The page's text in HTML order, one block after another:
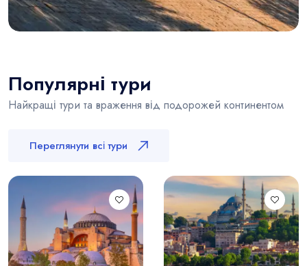
Популярні тури
Найкращі тури та враження від подорожей континентом
Переглянути всі тури